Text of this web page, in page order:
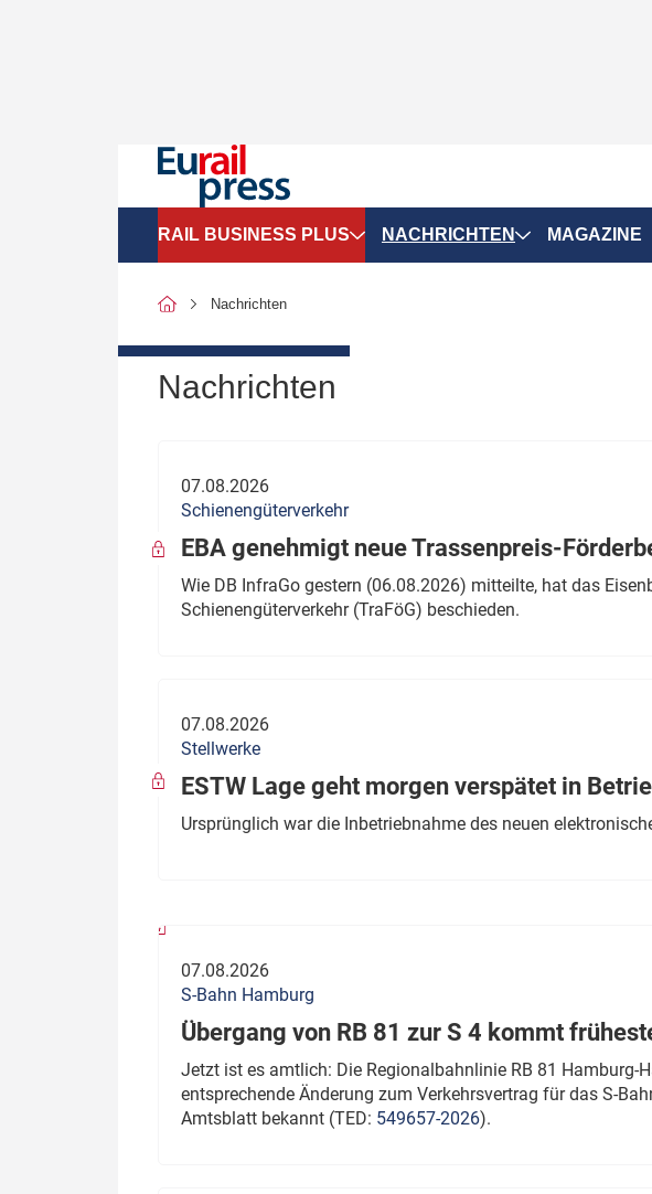
RAIL BUSINESS PLUS
SPNV-Marktdaten
Politik
Verbände: Wer spricht für
wen?
Thema des Monats
Dossier: Generalsanierung
Dossier: ETCS
NACHRICHTEN
Infrastruktur & Ausrüstung
ÖPNV
MAGAZINE
Nachrichten
Nachrichten
07.08.2026
Schienengüterverkehr
EBA genehmigt neue Trassenpreis-
Wie DB InfraGo gestern (06.08.2026) mitteilte, hat das
Schienengüterverkehr (TraFöG) beschieden.
07.08.2026
Stellwerke
ESTW Lage geht morgen verspätet in
Ursprünglich war die Inbetriebnahme des neuen
07.08.2026
S-Bahn Hamburg
Übergang von RB 81 zur S 4 kommt
Jetzt ist es amtlich: Die Regionalbahnlinie RB 81
entsprechende Änderung zum Verkehrsvertrag für das S-
Amtsblatt bekannt (TED: 549657-2026).